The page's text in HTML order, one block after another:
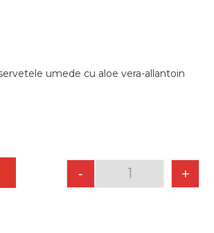
umede cu aloe vera-allantoin
- +